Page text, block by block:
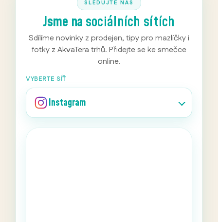
SLEDUJTE NÁS
Jsme na sociálních sítích
Sdílíme novinky z prodejen, tipy pro mazlíčky i
fotky z AkvaTera trhů. Přidejte se ke smečce
online.
VYBERTE SÍŤ
Instagram